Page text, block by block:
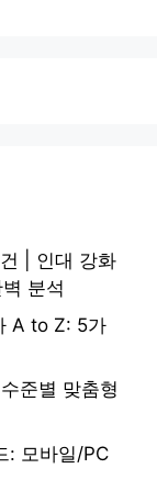
| 인대 강화
분석
A to Z: 5가
준별 맞춤형
: 모바일/PC